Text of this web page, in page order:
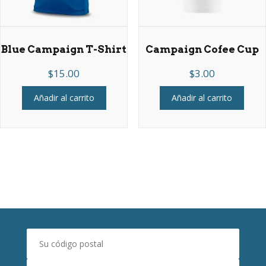
Blue Campaign T-Shirt
$15.00
Añadir al carrito
Campaign Cofee Cup
$3.00
Añadir al carrito